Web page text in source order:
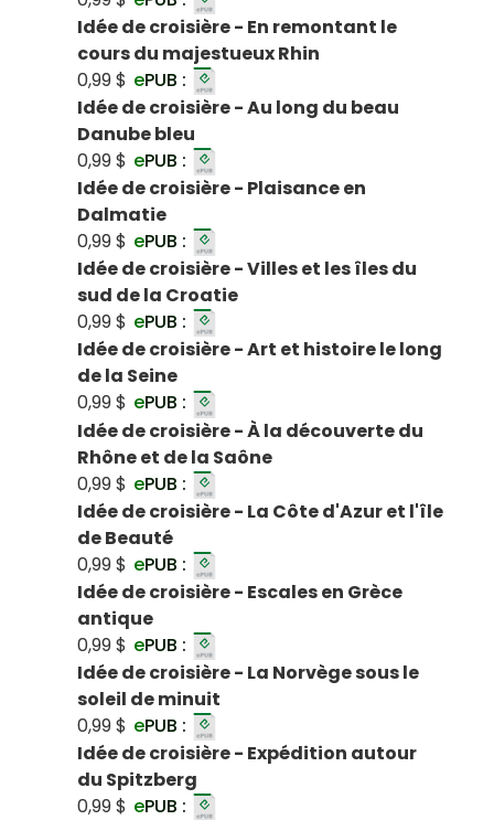
Idée de croisière - En remontant le
cours du majestueux Rhin
0,99 $ ePUB :
Idée de croisière - Au long du beau
Danube bleu
0,99 $ ePUB :
Idée de croisière - Plaisance en
Dalmatie
0,99 $ ePUB :
Idée de croisière - Villes et les îles du
sud de la Croatie
0,99 $ ePUB :
Idée de croisière - Art et histoire le long
de la Seine
0,99 $ ePUB :
Idée de croisière - À la découverte du
Rhône et de la Saône
0,99 $ ePUB :
Idée de croisière - La Côte d'Azur et l'île
de Beauté
0,99 $ ePUB :
Idée de croisière - Escales en Grèce
antique
0,99 $ ePUB :
Idée de croisière - La Norvège sous le
soleil de minuit
0,99 $ ePUB :
Idée de croisière - Expédition autour
du Spitzberg
0,99 $ ePUB :